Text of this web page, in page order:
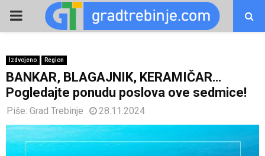
PRIMARY
Izdvojeno Region
BANKAR, BLAGAJNIK, KERAMIČAR…
Pogledajte ponudu poslova ove sedmice!
Piše: Grad Trebinje 28.11.2024